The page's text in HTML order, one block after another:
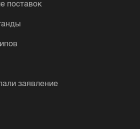
поставок
заявление